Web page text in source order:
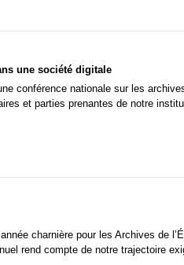
une société digitale
conférence nationale sur les
et parties prenantes de notre
charnière pour les Archives de
rend compte de notre trajectoire